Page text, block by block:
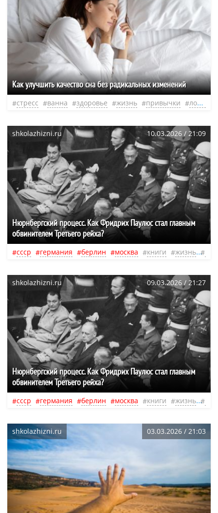
Как улучшить качество сна без радикальных изменений
стресс ванна здоровье жизнь привычки ложь
shkolazhizni.ru 10.03.2026 / 21:09
Нюрнбергский процесс. Как Фридрих Паулюс стал главным
обвинителем Третьего рейха?
ссср германия берлин москва книги жизнь
shkolazhizni.ru 09.03.2026 / 21:27
Нюрнбергский процесс. Как Фридрих Паулюс стал главным
обвинителем Третьего рейха?
ссср германия берлин москва книги жизнь
shkolazhizni.ru 03.03.2026 / 21:03